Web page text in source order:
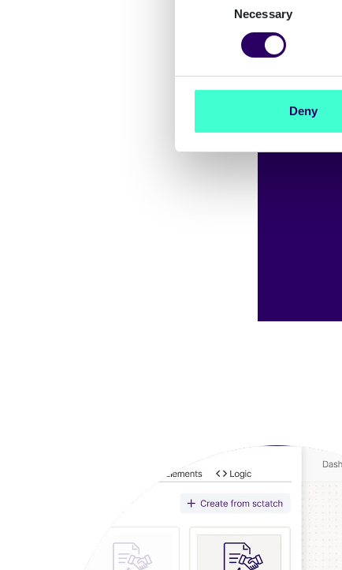
Necessary
Deny
Customers